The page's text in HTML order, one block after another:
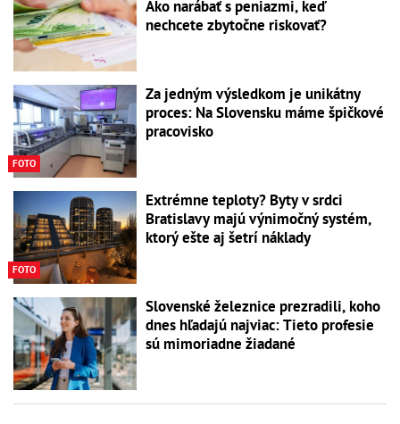
Ako narábať s peniazmi, keď
nechcete zbytočne riskovať?
FOTO
Za jedným výsledkom je unikátny
proces: Na Slovensku máme špičkové
pracovisko
FOTO
Extrémne teploty? Byty v srdci
Bratislavy majú výnimočný systém,
ktorý ešte aj šetrí náklady
Slovenské železnice prezradili, koho
dnes hľadajú najviac: Tieto profesie
sú mimoriadne žiadané